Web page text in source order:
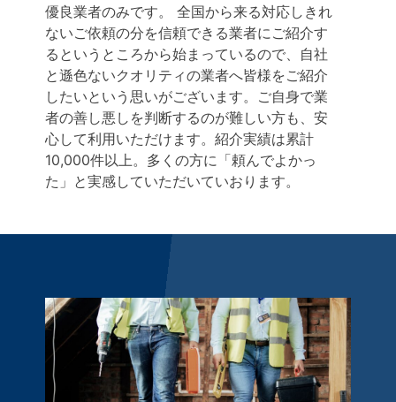
優良業者のみです。 全国から来る対応しきれ
ないご依頼の分を信頼できる業者にご紹介す
るというところから始まっているので、自社
と遜色ないクオリティの業者へ皆様をご紹介
したいという思いがございます。ご自身で業
者の善し悪しを判断するのが難しい方も、安
心して利用いただけます。紹介実績は累計
10,000件以上。多くの方に「頼んでよかっ
た」と実感していただいていおります。